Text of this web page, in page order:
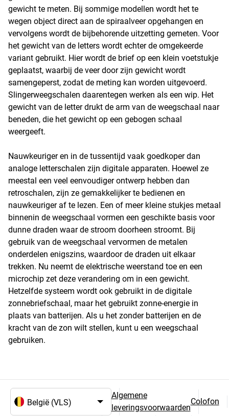
gewicht te meten. Bij sommige modellen wordt het te
wegen object direct aan de spiraalveer opgehangen en
vervolgens wordt de bijbehorende uitzetting gemeten. Voor
het gewicht van de letters wordt echter de omgekeerde
variant gebruikt. Hier wordt de brief op een klein voetstukje
geplaatst, waarbij de veer door zijn gewicht wordt
samengeperst, zodat de meting kan worden uitgevoerd.
Slingerweegschalen daarentegen werken als een wip. Het
gewicht van de letter drukt de arm van de weegschaal naar
beneden, die het gewicht op een gebogen schaal
weergeeft.
Nauwkeuriger en in de tussentijd vaak goedkoper dan
analoge letterschalen zijn digitale apparaten. Hoewel ze
meestal een veel eenvoudiger ontwerp hebben dan
retroschalen, zijn ze gemakkelijker te bedienen en
nauwkeuriger af te lezen. Een of meer kleine stukjes metaal
binnenin de weegschaal vormen een geschikte basis voor
dunne draden waar de stroom doorheen stroomt. Bij
gebruik van de weegschaal vervormen de metalen
onderdelen enigszins, waardoor de draden uit elkaar
trekken. Nu neemt de elektrische weerstand toe en een
microchip zet deze verandering om in een gewicht.
Hetzelfde systeem wordt ook gebruikt in de digitale
zonnebriefschaal, maar het gebruikt zonne-energie in
plaats van batterijen. Als u het zonder batterijen en de
kracht van de zon wilt stellen, kunt u een weegschaal
gebruiken.
Algemene
leveringsvoorwaarden
Colofon